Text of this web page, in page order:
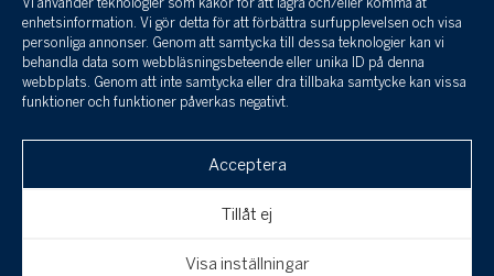
Vi använder teknologier som kakor för att lagra och/eller komma åt
enhetsinformation. Vi gör detta för att förbättra surfupplevelsen och visa
personliga annonser. Genom att samtycka till dessa teknologier kan vi
behandla data som webbläsningsbeteende eller unika ID på denna
webbplats. Genom att inte samtycka eller dra tillbaka samtycke kan vissa
funktioner och funktioner påverkas negativt.
Acceptera
Tillåt ej
Visa inställningar
Jag har tagit
intresseanmälan, boka en visning eller om